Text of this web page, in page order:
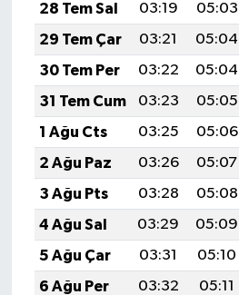
28 Tem Sal
03:19 05:03
29 Tem Çar
03:21 05:04
30 Tem Per
03:22 05:04
31 Tem Cum
03:23 05:05
1 Ağu Cts
03:25 05:06
2 Ağu Paz
03:26 05:07
3 Ağu Pts
03:28 05:08
4 Ağu Sal
03:29 05:09
5 Ağu Çar
03:31 05:10
6 Ağu Per
03:32 05:11